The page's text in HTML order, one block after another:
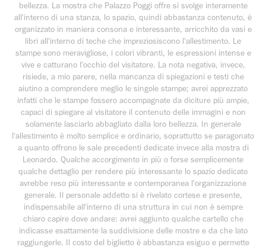
bellezza. La mostra che Palazzo Poggi offre si svolge interamente
all'interno di una stanza, lo spazio, quindi abbastanza contenuto, è
organizzato in maniera consona e interessante, arricchito da vasi e
libri all'interno di teche che impreziosiscono l'allestimento. Le
stampe sono meravigliose, i colori vibranti, le espressioni intense e
vive e catturano l'occhio del visitatore. La nota negativa, invece,
risiede, a mio parere, nella mancanza di spiegazioni e testi che
aiutino a comprendere meglio le singole stampe; avrei apprezzato
infatti che le stampe fossero accompagnate da diciture più ampie,
capaci di spiegare al visitatore il contenuto delle immagini e non
solamente lasciarlo abbagliato dalla loro bellezza. In generale
l'allestimento è molto semplice e ordinario, soprattutto se paragonato
a quanto offrono le sale precedenti dedicate invece alla mostra di
Leonardo. Qualche accorgimento in più o forse semplicemente
qualche dettaglio per rendere più interessante lo spazio dedicato
avrebbe reso più interessante e contemporanea l'organizzazione
generale. Il personale addetto si è rivelato cortese e presente,
indispensabile all'interno di una struttura in cui non è sempre
chiaro capire dove andare: avrei aggiunto qualche cartello che
indicasse esattamente la suddivisione delle mostre e da che lato
raggiungerle. Il costo del biglietto è abbastanza esiguo e permette